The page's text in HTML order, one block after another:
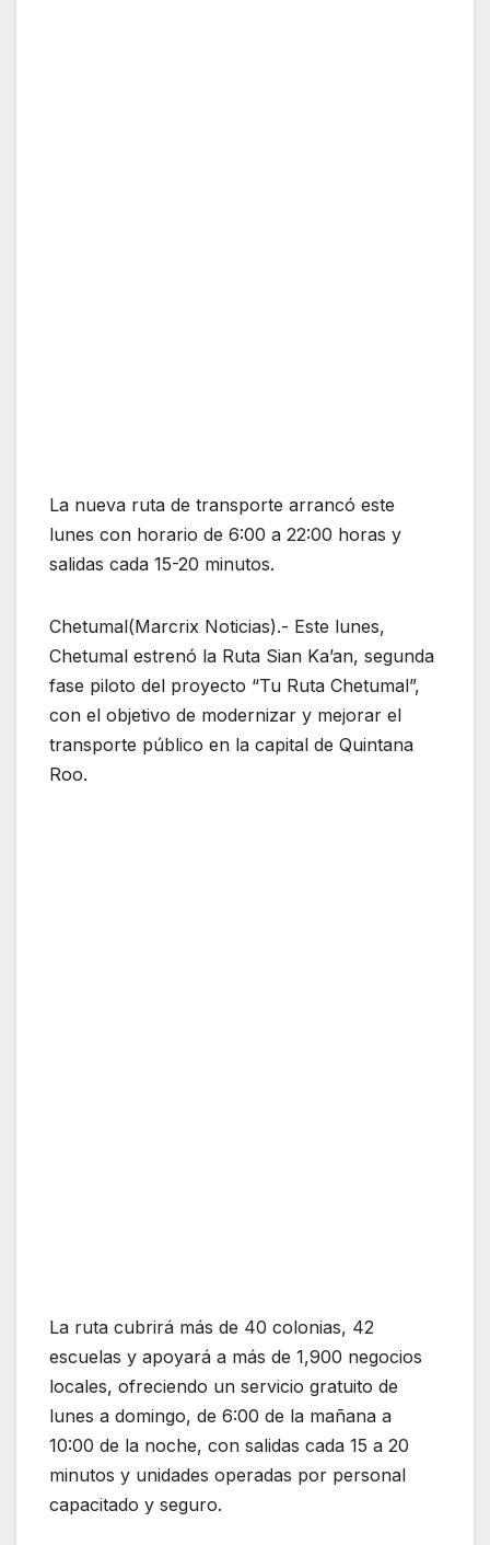
La nueva ruta de transporte arrancó este
lunes con horario de 6:00 a 22:00 horas y
salidas cada 15-20 minutos.
Chetumal(Marcrix Noticias).- Este lunes,
Chetumal estrenó la Ruta Sian Ka’an, segunda
fase piloto del proyecto “Tu Ruta Chetumal”,
con el objetivo de modernizar y mejorar el
transporte público en la capital de Quintana
Roo.
La ruta cubrirá más de 40 colonias, 42
escuelas y apoyará a más de 1,900 negocios
locales, ofreciendo un servicio gratuito de
lunes a domingo, de 6:00 de la mañana a
10:00 de la noche, con salidas cada 15 a 20
minutos y unidades operadas por personal
capacitado y seguro.